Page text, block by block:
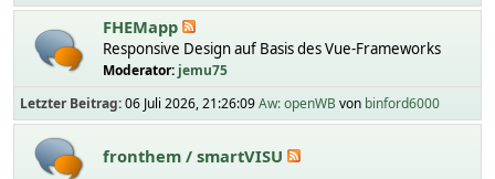
FHEMapp
Responsive Design auf Basis des Vue-Frameworks
Moderator: jemu75
Letzter Beitrag:06 Juli 2026, 21:26:09Aw: openWB von binford6000
fronthem / smartVISU